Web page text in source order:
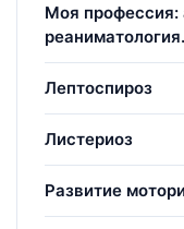
Моя профессия:
Лептоспироз
Листериоз
Развитие